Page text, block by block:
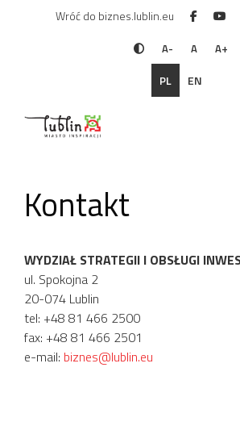
Wróć do biznes.lublin.eu
A- A A+
PL EN
Kontakt
WYDZIAŁ STRATEGII I OBSŁUGI
ul. Spokojna 2
20-074 Lublin
tel: +48 81 466 2500
fax: +48 81 466 2501
e-mail: biznes@lublin.eu